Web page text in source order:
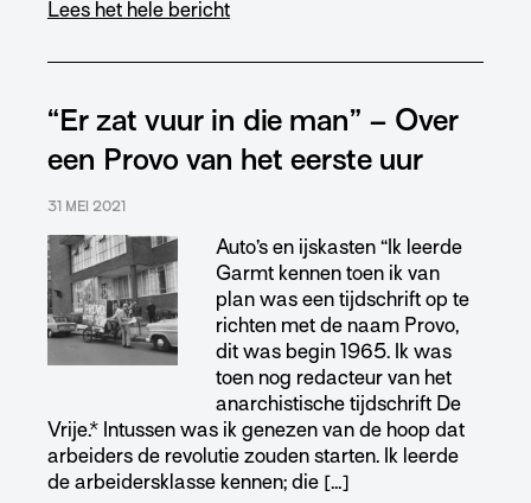
Lees het hele bericht
“Er zat vuur in die man” – Over
een Provo van het eerste uur
31 MEI 2021
Auto’s en ijskasten “Ik leerde
Garmt kennen toen ik van
plan was een tijdschrift op te
richten met de naam Provo,
dit was begin 1965. Ik was
toen nog redacteur van het
anarchistische tijdschrift De
Vrije.* Intussen was ik genezen van de hoop dat
arbeiders de revolutie zouden starten. Ik leerde
de arbeidersklasse kennen; die […]